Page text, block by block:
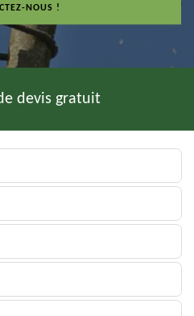
NOUS !
devis gratuit